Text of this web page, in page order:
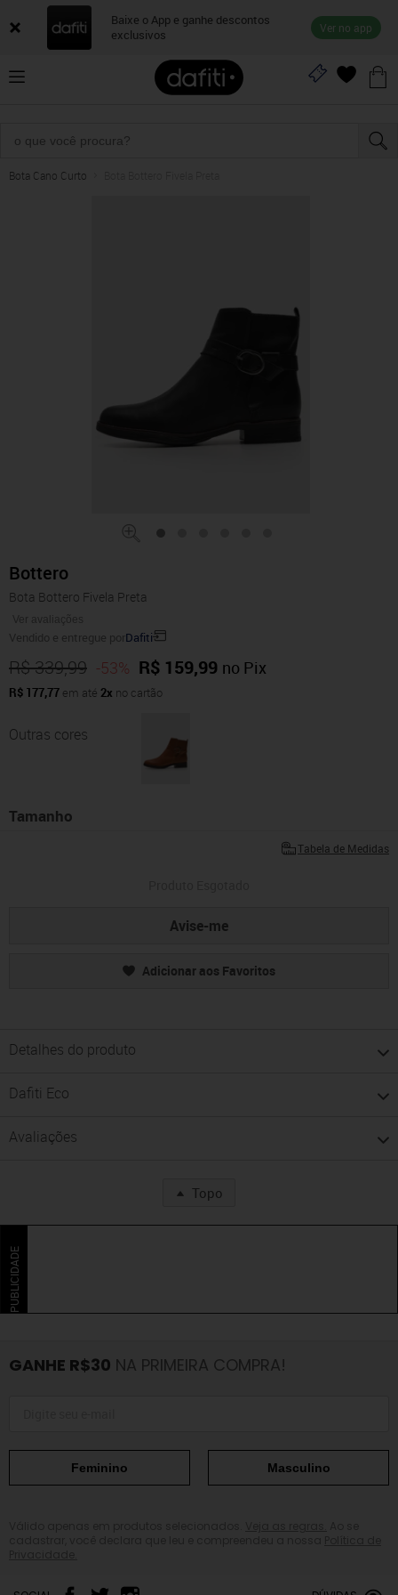
Baixe o App e ganhe descontos
exclusivos
Ver no app
Bota Cano Curto
Bottero
Bota Bottero Fivela Preta
Ver avaliações
Vendido e entregue porDafiti
R$ 339,99 -53% R$ 159,99 no Pix
R$ 177,77 em até 2x no cartão
Outras cores
Tamanho
Tabela de Medidas
Avise-me
Adicionar aos Favoritos
Detalhes do produto
Dafiti Eco
Avaliações
Topo
PUBLICIDADE
GANHE R$30 NA PRIMEIRA COMPRA!
Feminino Masculino